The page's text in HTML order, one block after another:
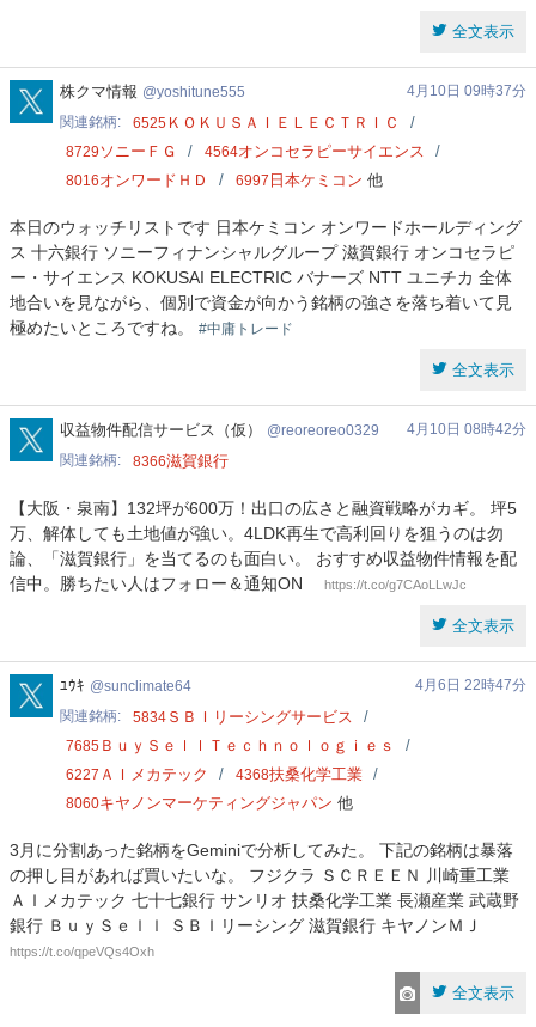
全文表示
yoshitune555
株クマ情報 yoshitune555
4月10日 09時37分
関連銘柄
6525 ＫＯＫＵＳＡＩＥＬＥＣＴＲＩＣ
8729 ソニーＦＧ 4564オンコセラピーサイエンス
8016オンワードＨＤ 6997 日本ケミコン 他
本日のウォッチリストです 日本ケミコン オンワードホールディング
ス 十六銀行 ソニーフィナンシャルグループ 滋賀銀行 オンコセラピ
ー・サイエンス KOKUSAI ELECTRIC バナーズ NTT ユニチカ 全体
地合いを見ながら、個別で資金が向かう銘柄の強さを落ち着いて見
極めたいところですね。 #中庸トレード
全文表示
reoreoreo0329
収益物件配信サービス（仮） reoreoreo0329
4月10日 08時42分
関連銘柄
8366滋賀銀行
【大阪・泉南】132坪が600万！出口の広さと融資戦略がカギ。 ​坪5
万、解体しても土地値が強い。4LDK再生で高利回りを狙うのは勿
論、「滋賀銀行」を当てるのも面白い。 ​おすすめ収益物件情報を配
信中。勝ちたい人はフォロー＆通知ON
https://t.co/g7CAoLLwJc
全文表示
sunclimate64
ﾕｳｷ sunclimate64
4月6日 22時47分
関連銘柄
5834 ＳＢＩリーシングサービス
7685 ＢｕｙＳｅｌｌＴｅｃｈｎｏｌｏｇｉｅｓ
6227 ＡＩメカテック 4368扶桑化学工業
8060キヤノンマーケティングジャパン 他
3月に分割あった銘柄をGeminiで分析してみた。 下記の銘柄は暴落
の押し目があれば買いたいな。 フジクラ ＳＣＲＥＥＮ 川崎重工業
ＡＩメカテック 七十七銀行 サンリオ 扶桑化学工業 長瀬産業 武蔵野
銀行 ＢｕｙＳｅｌｌ ＳＢＩリーシング 滋賀銀行 キヤノンＭＪ
https://t.co/qpeVQs4Oxh
全文表示